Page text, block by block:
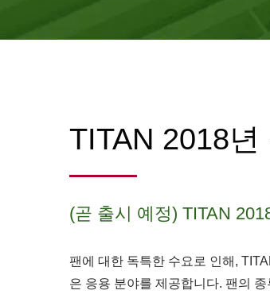
TITAN 2018년
(곧 출시 예정) TITAN
팬에 대한 독특한 수요로 인해,
은 응용 분야를 제공합니다. 팬의